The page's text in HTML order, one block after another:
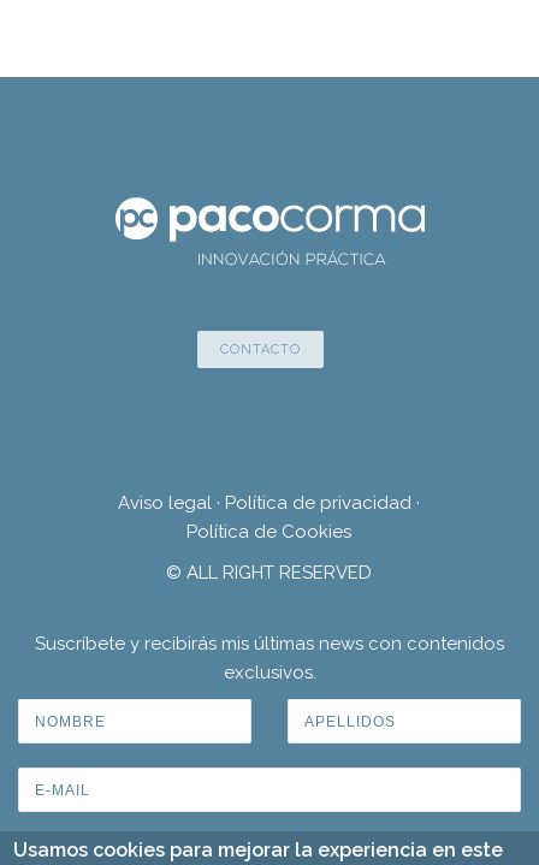
CONTACTO
Aviso legal · Política de privacidad ·
Política de Cookies
© ALL RIGHT RESERVED
Suscríbete y recibirás mis últimas news con contenidos
exclusivos.
Usamos cookies para mejorar la experiencia en este